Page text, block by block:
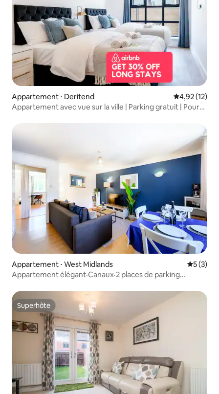
Appartement ⋅ Deritend Évaluation
4,92 (12)
Appartement avec vue sur la ville | Parking gratuit | Pour
Appartement ⋅ West Midlands
5 (3)
Appartement élégant·Canaux·2 places de parking
Superhôte
Superhôte